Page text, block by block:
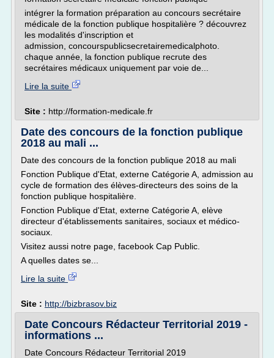
intégrer la formation préparation au concours secrétaire
médicale de la fonction publique hospitalière ? découvrez
les modalités d'inscription et
admission, concourspublicsecretairemedicalphoto.
chaque année, la fonction publique recrute des
secrétaires médicaux uniquement par voie de...
Lire la suite
Site : http://formation-medicale.fr
Date des concours de la fonction publique
2018 au mali ...
Date des concours de la fonction publique 2018 au mali
Fonction Publique d'Etat, externe Catégorie A, admission au
cycle de formation des élèves-directeurs des soins de la
fonction publique hospitalière.
Fonction Publique d'Etat, externe Catégorie A, elève
directeur d'établissements sanitaires, sociaux et médico-
sociaux.
Visitez aussi notre page, facebook Cap Public.
A quelles dates se...
Lire la suite
Site : http://bizbrasov.biz
Date Concours Rédacteur Territorial 2019 -
informations ...
Date Concours Rédacteur Territorial 2019